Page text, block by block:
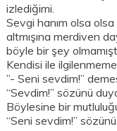
izlediğimi.
Sevgi hanım olsa
altmışına merdiven
böyle bir şey
Kendisi ile
”- Seni sevdim!”
“Sevdim!” sözünü
Böylesine bir
“Seni sevdim!”